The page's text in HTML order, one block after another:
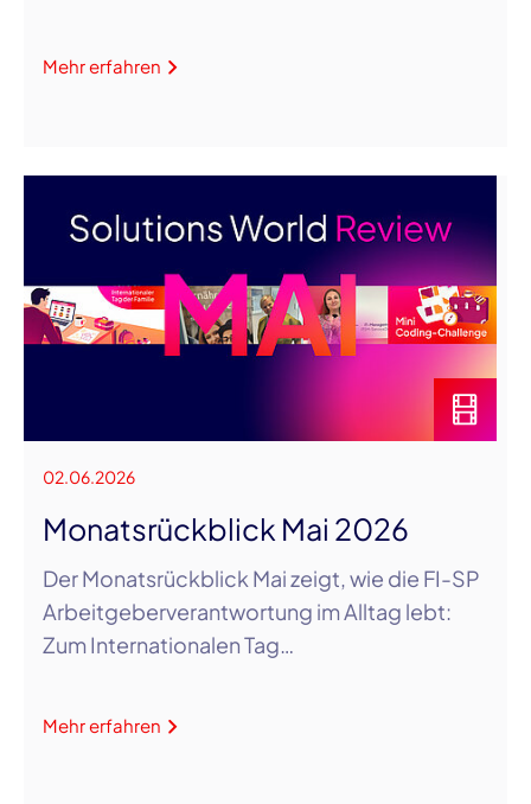
Mehr erfahren
02.06.2026
Monatsrückblick Mai 2026
Der Monatsrückblick Mai zeigt, wie die FI-SP
Arbeitgeberverantwortung im Alltag lebt:
Zum Internationalen Tag…
Mehr erfahren